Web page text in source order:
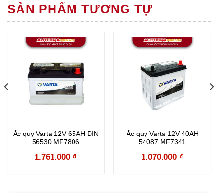
SẢN PHẨM TƯƠNG TỰ
Ắc quy Varta 12V 65AH DIN
56530 MF7806
1.761.000 ₫
Ắc quy Varta 12V 40AH
54087 MF7341
1.070.000 ₫